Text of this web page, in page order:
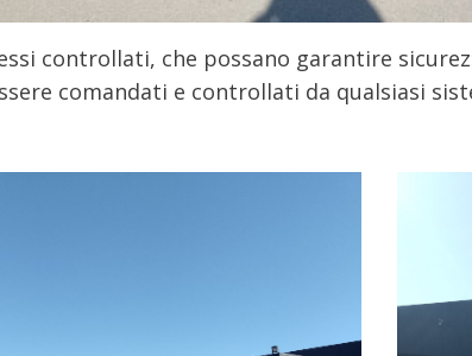
controllati, che possano garantire
comandati e controllati da qualsiasi